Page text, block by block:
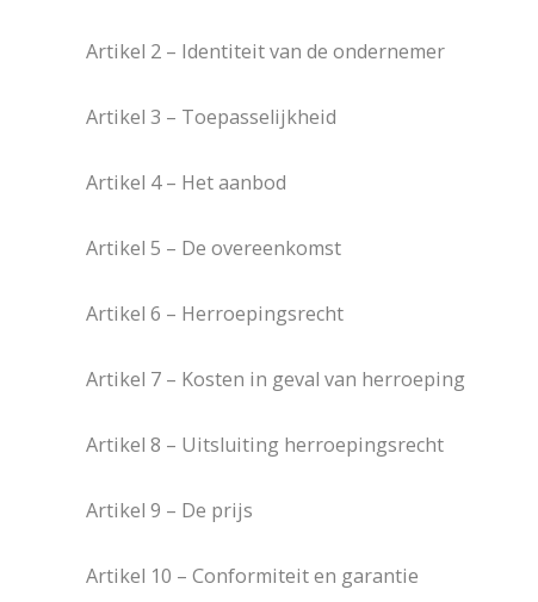
Artikel 2 – Identiteit van de ondernemer
Artikel 3 – Toepasselijkheid
Artikel 4 – Het aanbod
Artikel 5 – De overeenkomst
Artikel 6 – Herroepingsrecht
Artikel 7 – Kosten in geval van herroeping
Artikel 8 – Uitsluiting herroepingsrecht
Artikel 9 – De prijs
Artikel 10 – Conformiteit en garantie